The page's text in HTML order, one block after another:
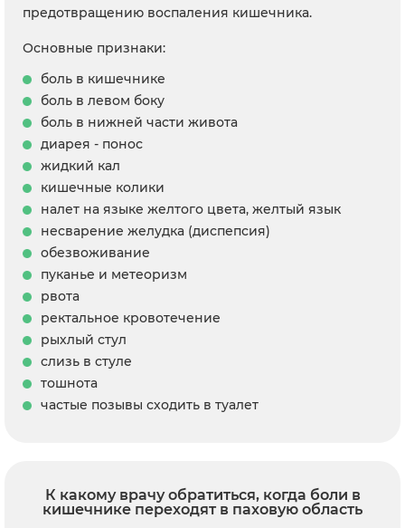
предотвращению воспаления кишечника.
Основные признаки:
боль в кишечнике
боль в левом боку
боль в нижней части живота
диарея - понос
жидкий кал
кишечные колики
налет на языке желтого цвета, желтый язык
несварение желудка (диспепсия)
обезвоживание
пуканье и метеоризм
рвота
ректальное кровотечение
рыхлый стул
слизь в стуле
тошнота
частые позывы сходить в туалет
К какому врачу обратиться, когда боли в
кишечнике переходят в паховую область